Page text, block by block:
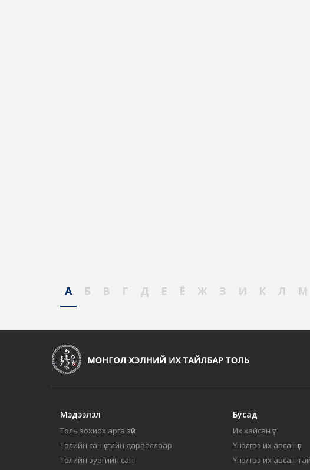
А Б В Г Д Е Ё Ж З И К Л М
Мэдээлэл
Толь зохиох арга зүй
Толийн сан үсгийн дарааллаар
Толийн зургийн сан
Бусад
Их хайсан үг
Үнэлгээ их авсан үг
Үнэлгээ их авсан